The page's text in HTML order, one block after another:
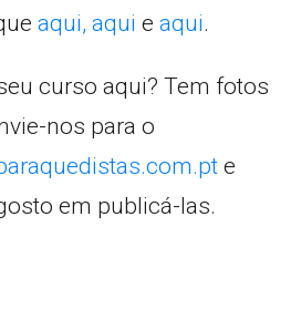
aqui, aqui e aqui.
curso aqui? Tem fotos
nos para o
e
em publicá-las.